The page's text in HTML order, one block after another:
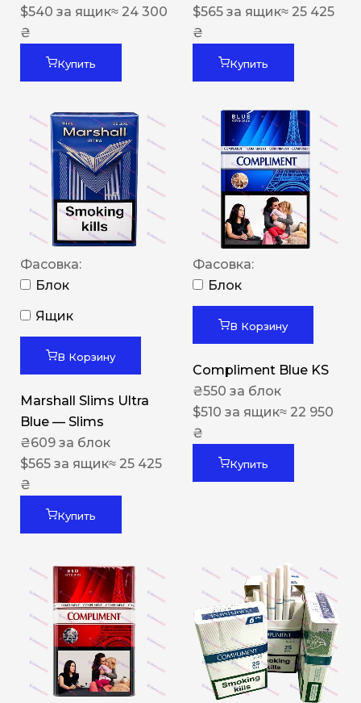
$540 за ящик≈ 24 300
₴
Купить
$565 за ящик≈ 25 425
₴
Купить
Фасовка:
Блок
Ящик
В Корзину
Marshall Slims Ultra
Blue — Slims
₴609 за блок
$565 за ящик≈ 25 425
₴
Купить
Фасовка:
Блок
В Корзину
Compliment Blue KS
₴550 за блок
$510 за ящик≈ 22 950
₴
Купить